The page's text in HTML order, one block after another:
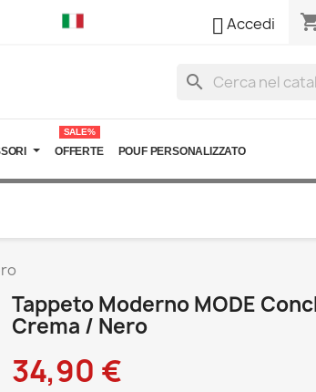
Accedi
search
OFFERTE
SALE%
POUF PERSONALIZZATO
Tappeto Moderno MODE
Crema / Nero
34,90 €